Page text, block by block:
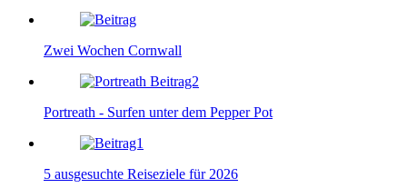
Zwei Wochen Cornwall
Portreath - Surfen unter dem Pepper Pot
5 ausgesuchte Reiseziele für 2026